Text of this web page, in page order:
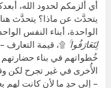
أي ألزمكم لحدود الله،
يتحدَّث عن ماذا؟ يتحدَّث هنا
الواحدة، أبناء النفس
لِتَعَارَفُوا ۚ ۩، قيمة التعارف
خُطواتهم في بناء حضارتهم
الأُخرى في غير تجرح لكن
– إلى حدٍ ما لأن كانت لهم